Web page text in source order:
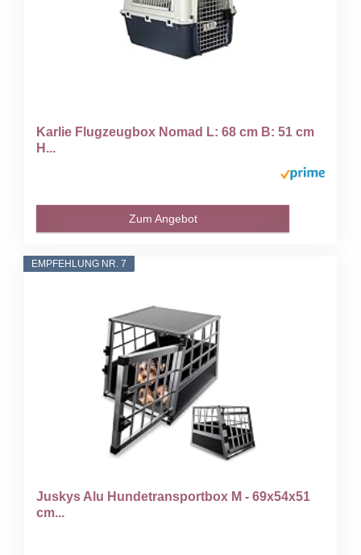
Karlie Flugzeugbox Nomad L: 68 cm B: 51 cm
H...
Zum Angebot
EMPFEHLUNG NR. 7
Juskys Alu Hundetransportbox M - 69x54x51
cm...